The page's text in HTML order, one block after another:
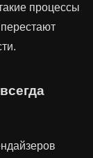
процессы